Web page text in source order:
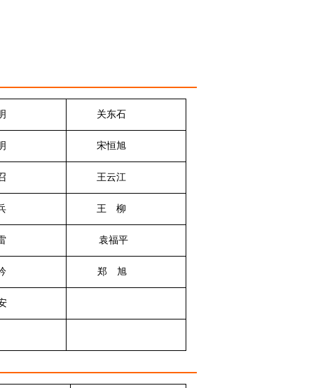
明 关东石
明 宋恒旭
召 王云江
兵 王 柳
雷 袁福平
吟 郑 旭